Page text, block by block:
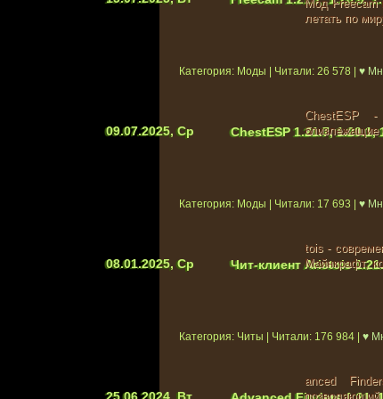
Мод Freecam
летать по
Категория: Моды | Читали: 26 578 | ♥
09.07.2025, Ср ChestESP 1.21.7,
ChestESP
близлежащие
Категория: Моды | Читали: 17 693 | ♥
08.01.2025, Ср Чит-клиент Aristois
tois -
Майнкрафт,
Категория: Читы | Читали: 176 984 | ♥
25.06.2024, Вт
anced
позволяющий